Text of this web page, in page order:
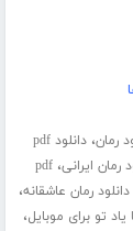
رمان،
دانلود pdf
رمان ایرانی،pdf
دانلود رمان عاشقانه،
تو برای موبایل،